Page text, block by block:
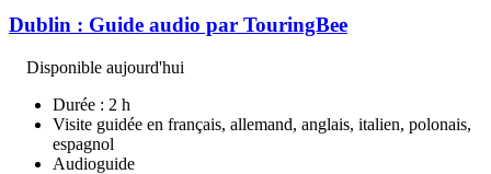
Dublin : Guide audio par TouringBee
Disponible aujourd'hui
Durée : 2 h
Visite guidée en français, allemand, anglais, italien, polonais,
espagnol
Audioguide